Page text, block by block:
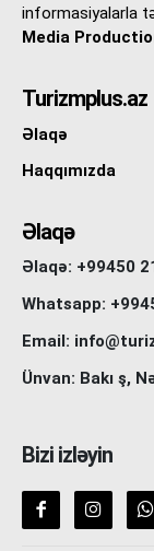
informasiyalarla
Media
Turizmplus.az
Əlaqə
Haqqımızda
Əlaqə
Əlaqə: +99450
Whatsapp:
Email:
Ünvan: Bakı ş,
Bizi izləyin